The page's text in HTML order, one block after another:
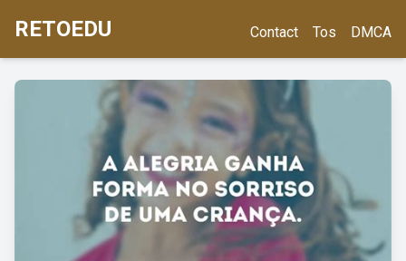
RETOEDU Contact Tos DMCA